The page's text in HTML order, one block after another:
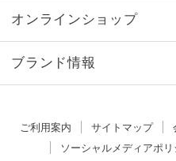
オンラインショップ
ブランド情報
ご利用案内 サイトマップ
ソーシャルメディアポリ